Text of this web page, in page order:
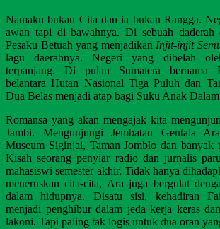
Namaku bukan Cita dan ia bukan Rangga.
awan tapi di bawahnya. Di sebuah daderah
Pesaku Betuah yang menjadikan Injit-injit
lagu daerahnya. Negeri yang dibelah
terpanjang. Di pulau Sumatera bernama
belantara Hutan Nasional Tiga Puluh dan
Dua Belas menjadi atap bagi Suku Anak
Romansa yang akan mengajak kita
Jambi. Mengunjungi Jembatan Gentala
Museum Siginjai, Taman Jomblo dan banyak
Kisah seorang penyiar radio dan jurnalis
mahasiswi semester akhir. Tidak hanya
meneruskan cita-cita, Ara juga bergulat
dalam hidupnya. Disatu sisi, kehadiran
menjadi penghibur dalam jeda kerja keras
lakoni. Tapi paling tak logis untuk dua oran